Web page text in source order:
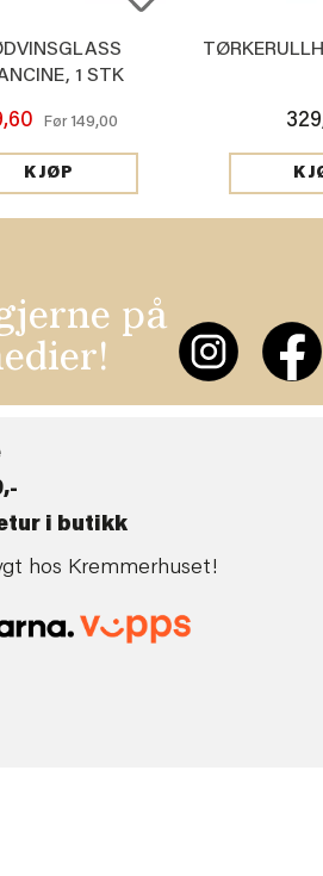
1 STK
Før 149,00
KJØP
på
i butikk
hos Kremmerhuset!